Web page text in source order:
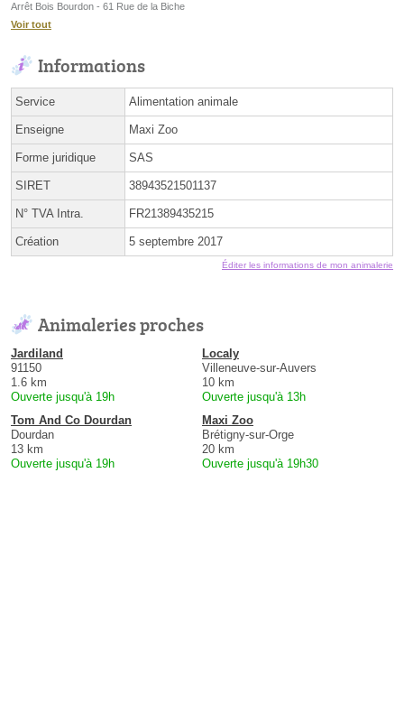
Arrêt Bois Bourdon - 61 Rue de la Biche
Voir tout
Informations
Service Alimentation animale
Enseigne Maxi Zoo
Forme juridique SAS
SIRET 38943521501137
N° TVA Intra. FR21389435215
Création 5 septembre 2017
Éditer les informations de mon animalerie
Animaleries proches
Jardiland
91150
1.6 km
Ouverte jusqu'à 19h
Localy
Villeneuve-sur-Auvers
10 km
Ouverte jusqu'à 13h
Tom And Co Dourdan
Dourdan
13 km
Ouverte jusqu'à 19h
Maxi Zoo
Brétigny-sur-Orge
20 km
Ouverte jusqu'à 19h30